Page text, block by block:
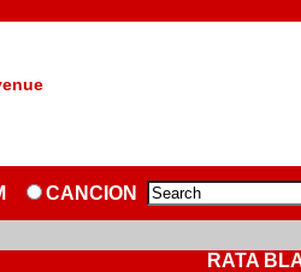
CANCION
RATA